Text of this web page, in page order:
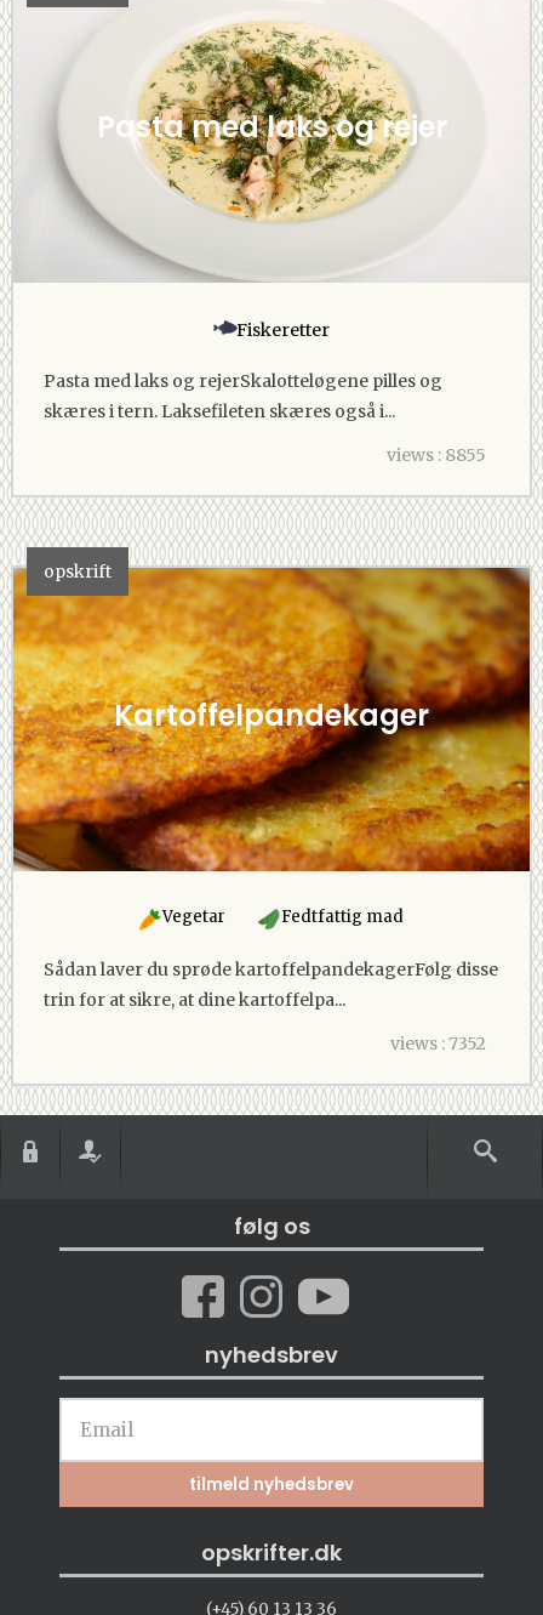
Pasta med laks og rejer
Fiskeretter
Pasta med laks og rejerSkalotteløgene pilles og
skæres i tern. Laksefileten skæres også i...
views : 8855
opskrift
Kartoffelpandekager
Vegetar Fedtfattig mad
Sådan laver du sprøde kartoffelpandekagerFølg disse
trin for at sikre, at dine kartoffelpa...
views : 7352
følg os
nyhedsbrev
opskrifter.dk
(+45) 60 13 13 36